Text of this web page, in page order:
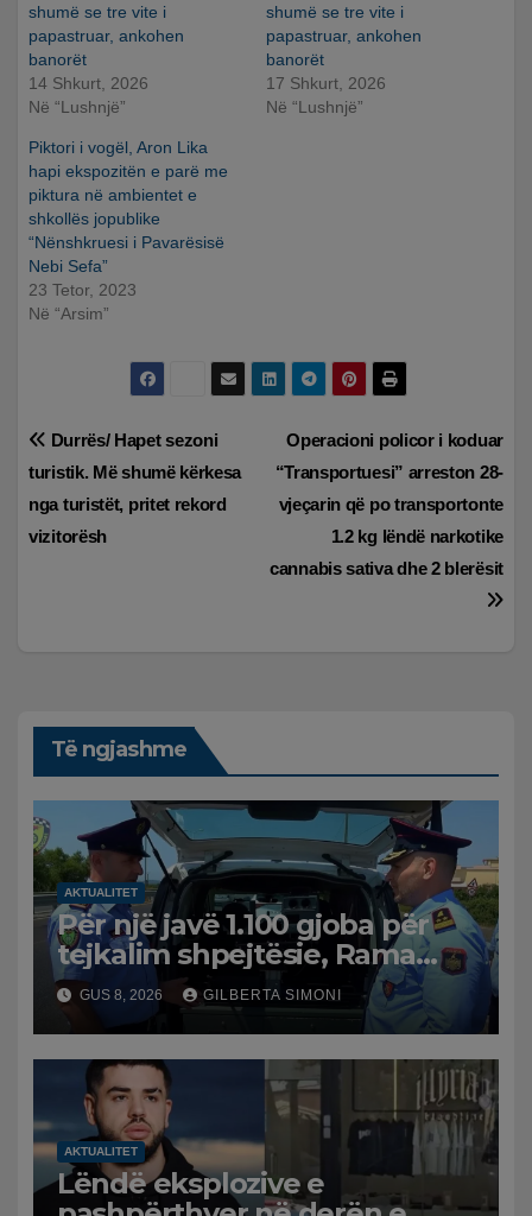
shumë se tre vite i
papastruar, ankohen
banorët
14 Shkurt, 2026
Në “Lushnjë”
shumë se tre vite i
papastruar, ankohen
banorët
17 Shkurt, 2026
Në “Lushnjë”
Piktori i vogël, Aron Lika
hapi ekspozitën e parë me
piktura në ambientet e
shkollës jopublike
“Nënshkruesi i Pavarësisë
Nebi Sefa”
23 Tetor, 2023
Në “Arsim”
Lëvizje
te
postimet
Operacioni policor i koduar
“Transportuesi” arreston 28-
vjeçarin që po transportonte
1.2 kg lëndë narkotike
cannabis sativa dhe 2 blerësit
Durrës/ Hapet sezoni
turistik. Më shumë kërkesa
nga turistët, pritet rekord
vizitorësh
Të ngjashme
AKTUALITET
Për një javë 1.100 gjoba për
tejkalim shpejtësie, Rama
publikon videon: Kamerat e
trafikut së shpejti në
funksion
GUS 8, 2026 GILBERTA SIMONI
AKTUALITET
Lëndë eksplozive e